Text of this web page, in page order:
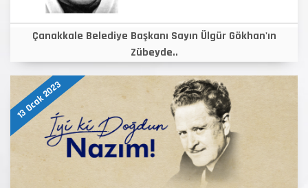
Çanakkale Belediye Başkanı Sayın Ülgür Gökhan'ın
Zübeyde..
13 Ocak 2023